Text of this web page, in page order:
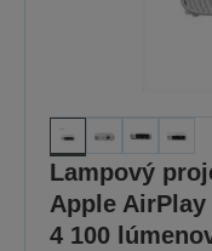
Lampový
Apple AirPlay
4 100